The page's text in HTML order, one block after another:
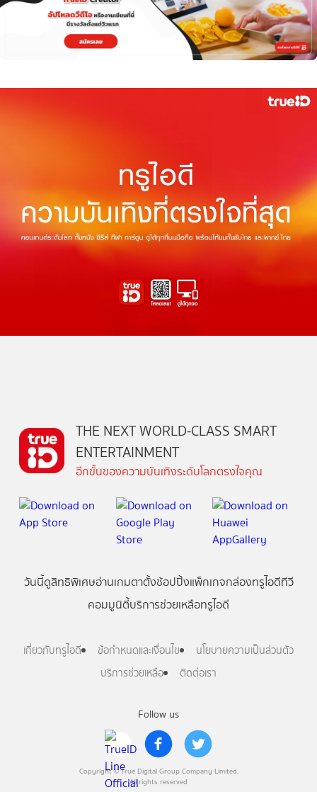
Follow us
Copyright © True Digital Group Company Limited.
All rights reserved
THE NEXT WORLD-CLASS SMART
ENTERTAINMENT
อีกขั้นของความบันเทิงระดับโลกตรงใจคุณ
วันนี้ดูสิทธิพิเศษอ่านเกมตาตั้งช้อปปิ้งแพ็กเกจกล่องทรูไอดีทีวี
คอมมูนิตี้บริการช่วยเหลือทรูไอดี
เกี่ยวกับทรูไอดี ข้อกำหนดและเงื่อนไข
นโยบายความเป็นส่วนตัว
บริการช่วยเหลือ
ติดต่อเรา